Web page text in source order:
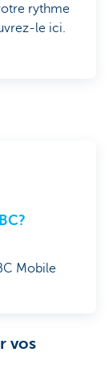
rythme
le ici.
Mobile
vos